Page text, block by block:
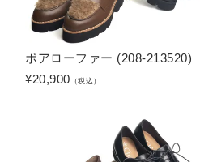
ボアローファー (208-213520)
¥20,900 （税込）